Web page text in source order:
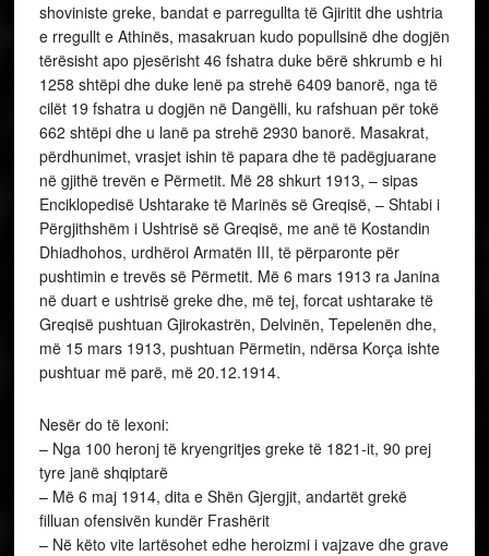
shoviniste greke, bandat e parregullta të Gjiritit dhe ushtria
e rregullt e Athinës, masakruan kudo popullsinë dhe dogjën
tërësisht apo pjesërisht 46 fshatra duke bërë shkrumb e hi
1258 shtëpi dhe duke lenë pa strehë 6409 banorë, nga të
cilët 19 fshatra u dogjën në Dangëlli, ku rafshuan për tokë
662 shtëpi dhe u lanë pa strehë 2930 banorë. Masakrat,
përdhunimet, vrasjet ishin të papara dhe të padëgjuarane
në gjithë trevën e Përmetit. Më 28 shkurt 1913, – sipas
Enciklopedisë Ushtarake të Marinës së Greqisë, – Shtabi i
Përgjithshëm i Ushtrisë së Greqisë, me anë të Kostandin
Dhiadhohos, urdhëroi Armatën III, të përparonte për
pushtimin e trevës së Përmetit. Më 6 mars 1913 ra Janina
në duart e ushtrisë greke dhe, më tej, forcat ushtarake të
Greqisë pushtuan Gjirokastrën, Delvinën, Tepelenën dhe,
më 15 mars 1913, pushtuan Përmetin, ndërsa Korça ishte
pushtuar më parë, më 20.12.1914.
Nesër do të lexoni:
– Nga 100 heronj të kryengritjes greke të 1821-it, 90 prej
tyre janë shqiptarë
– Më 6 maj 1914, dita e Shën Gjergjit, andartët grekë
filluan ofensivën kundër Frashërit
– Në këto vite lartësohet edhe heroizmi i vajzave dhe grave